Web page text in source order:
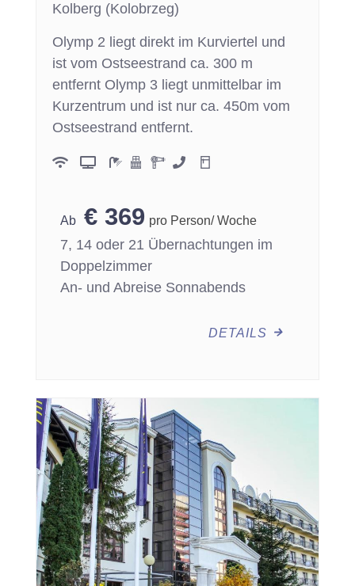
Kolberg (Kolobrzeg)
Olymp 2 liegt direkt im Kurviertel und
ist vom Ostseestrand ca. 300 m
entfernt Olymp 3 liegt unmittelbar im
Kurzentrum und ist nur ca. 450m vom
Ostseestrand entfernt.
€ 369 pro Person/ Woche
7, 14 oder 21 Übernachtungen im
Doppelzimmer
An- und Abreise Sonnabends
DETAILS